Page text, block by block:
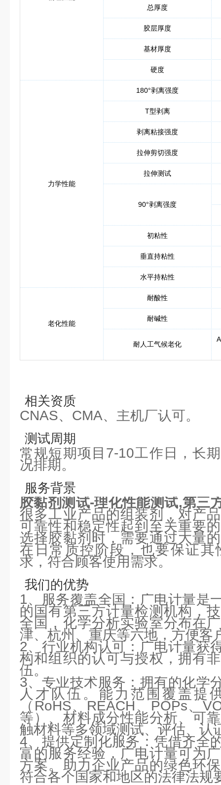
总厚度
胶层厚度
基材厚度
硬度
力学性能
180°剥离强度
T型剥离
剥离粘接强度
拉伸剪切强度
拉伸测试
90°剥离强度
初粘性
垂直持粘性
水平持粘性
老化性能
耐酸性
耐碱性
耐人工气候老化
相关资质
CNAS、CMA、主机厂认可。
测试周期
常规短期项目7-10工作日，长
况排期。
服务背景
胶黏剂测试-理化性能测试,第三
很多工业产品的组装剂，对产
可靠性和稳定性起到至关重要
选择胶黏剂时，需要通过大量
在日常质控阶段，也要保证其
求，符合顾客使用需求。
我们的优势
1、服务覆盖全国：广电计量是
的国有第三方计量检测机构，
全国，化学分析实验室分布在
津、杭州、重庆等六地，方便客
2、行业机构认可：广电计量获
构和组织的认可与授权，拥有
伍。
3、专业技术服务：拥有的化学
人才队伍。能力范围覆盖提
（RoHS、REACH、POPs、
等）、材料成分性能分析、可
触材料等多领域测试、评估、认
4、提供定制化服务：凭借齐全
富的服务经验，广电计量可为
方案。助力企业产品的绿色环
符合各个国家和地区的法律法规